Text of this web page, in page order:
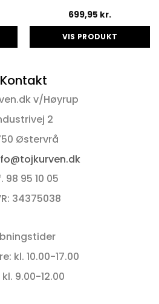
699,95 kr.
VIS PRODUKT
Kontakt
v/Høyrup
2
Østervrå
98 95 10 05
34375038
kl. 10.00-17.00
kl. 9.00-12.00